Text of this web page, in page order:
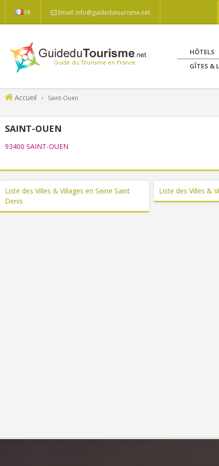
FR Email: Info@guidedutourisme.net
HÔTELS
GÎTES &
Accueil Saint-Ouen
SAINT-OUEN
93400 SAINT-OUEN
Liste des Villes & Villages en Seine Saint
Denis
Liste des Villes &